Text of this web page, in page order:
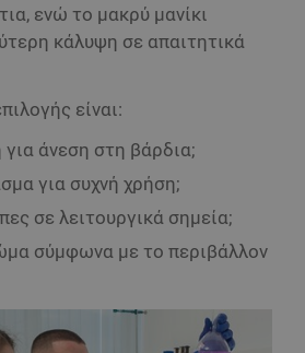
ενώ το μακρύ μανίκι
κάλυψη σε απαιτητικά
είναι:
άνεση στη βάρδια;
για συχνή χρήση;
σε λειτουργικά σημεία;
σύμφωνα με το περιβάλλον